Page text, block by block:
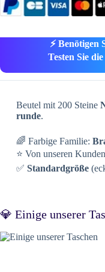
⚡ Benötigen
Testen Sie
Beutel mit 200 Steine
runde.
🌈 Farbige Familie:
⭐ Von unseren
✅ Standardgröße
💎 Einige unserer